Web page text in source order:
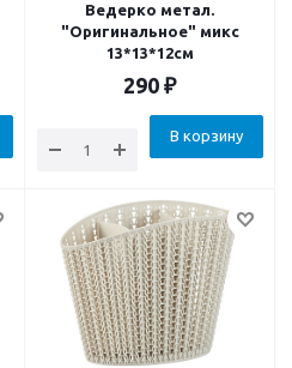
Ведерко метал.
"Оригинальное" микс
13*13*12см
290 ₽
В корзину